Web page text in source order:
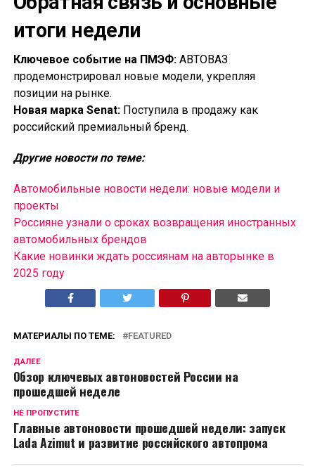
итоги недели
Ключевое событие на ПМЭФ:АВТОВАЗ
продемонстрировал новые модели, укрепляя
позиции на рынке.
Новая марка Senat:Поступила в продажу как
российский премиальный бренд.
Другие новости по теме:
Автомобильные новости недели: новые модели и
проекты
Россияне узнали о сроках возвращения иностранных
автомобильных брендов
Какие новинки ждать россиянам на авторынке в
2025 году
МАТЕРИАЛЫ ПО ТЕМЕ: FEATURED
ДАЛЕЕ
Обзор ключевых автоновостей России на
прошедшей неделе
НЕ ПРОПУСТИТЕ
Главные автоновости прошедшей недели: запуск
Lada Azimut и развитие российского автопрома